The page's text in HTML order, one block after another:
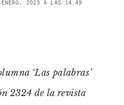
ENERO, 2023 A LAS 14:49
‘Las palabras’
2324 de la revista